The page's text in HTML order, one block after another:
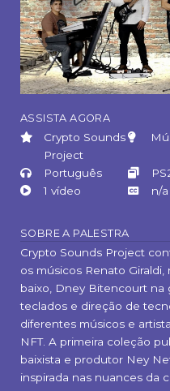
ASSISTA AGORA
Crypto Sounds
Project
Português
1 vídeo
n/a
SOBRE A PALESTRA
Crypto Sounds Project
os músicos Renato
baixo, Dney Bitencourt na
teclados e direção de
diferentes músicos e
NFT. A primeira coleção
baixista e produtor Ney
inspirada nas nuances da